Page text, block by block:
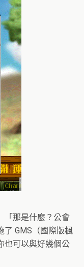
「那是什麼？公會
了 GMS（國際版楓
也可以與好幾個公